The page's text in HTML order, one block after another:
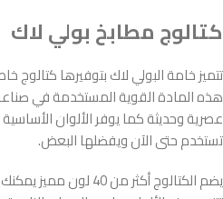
كتالوج مطابخ بولي لاك
تتميز خامة البولي لاك بتوفيرها
هذه المادة القوية المستخدمة في صناعة
عصرية وحديثة كما يوفر الألوان
تستخدم حتى الآن ويفضلها البعض.
يضم الكتالوج أكثر من